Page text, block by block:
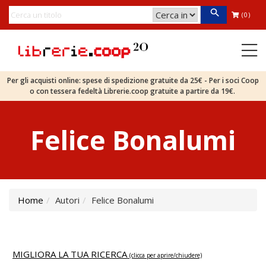
(0)
Per gli acquisti online: spese di spedizione gratuite da 25€ - Per i soci Coop
o con tessera fedeltà Librerie.coop gratuite a partire da 19€.
Felice Bonalumi
Home Autori Felice Bonalumi
MIGLIORA LA TUA RICERCA (clicca per aprire/chiudere)